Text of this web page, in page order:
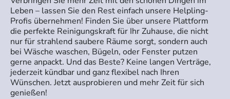
Leben – lassen Sie den Rest einfach unsere Helpling-
Profis übernehmen! Finden Sie über unsere Plattform
die perfekte Reinigungskraft für Ihr Zuhause, die nicht
nur für strahlend saubere Räume sorgt, sondern auch
bei Wäsche waschen, Bügeln, oder Fenster putzen
gerne anpackt. Und das Beste? Keine langen Verträge,
jederzeit kündbar und ganz flexibel nach Ihren
Wünschen. Jetzt ausprobieren und mehr Zeit für sich
genießen!